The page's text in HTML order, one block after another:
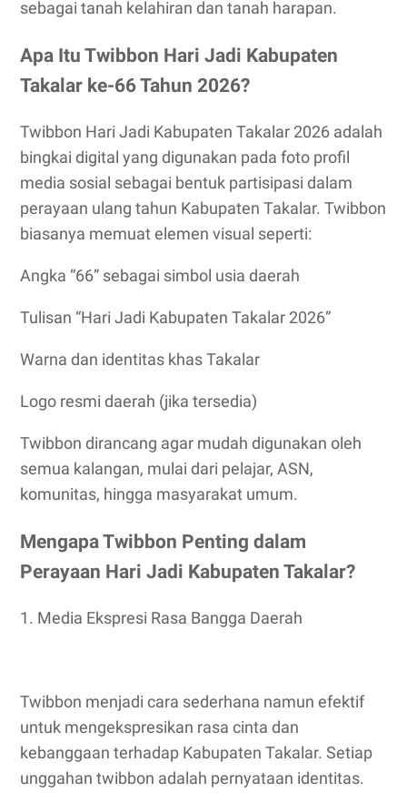
sebagai tanah kelahiran dan tanah harapan.
Apa Itu Twibbon Hari Jadi Kabupaten
Takalar ke-66 Tahun 2026?
Twibbon Hari Jadi Kabupaten Takalar 2026 adalah
bingkai digital yang digunakan pada foto profil
media sosial sebagai bentuk partisipasi dalam
perayaan ulang tahun Kabupaten Takalar. Twibbon
biasanya memuat elemen visual seperti:
Angka “66” sebagai simbol usia daerah
Tulisan “Hari Jadi Kabupaten Takalar 2026”
Warna dan identitas khas Takalar
Logo resmi daerah (jika tersedia)
Twibbon dirancang agar mudah digunakan oleh
semua kalangan, mulai dari pelajar, ASN,
komunitas, hingga masyarakat umum.
Mengapa Twibbon Penting dalam
Perayaan Hari Jadi Kabupaten Takalar?
1. Media Ekspresi Rasa Bangga Daerah
Twibbon menjadi cara sederhana namun efektif
untuk mengekspresikan rasa cinta dan
kebanggaan terhadap Kabupaten Takalar. Setiap
unggahan twibbon adalah pernyataan identitas.